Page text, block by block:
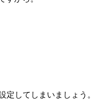
定してしまいましょう。